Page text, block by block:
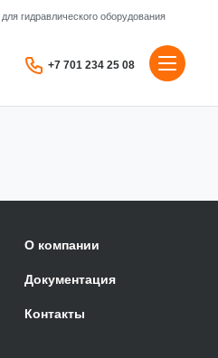
гидравлического оборудования
+7 701 234 25 08
О компании
Документация
Контакты